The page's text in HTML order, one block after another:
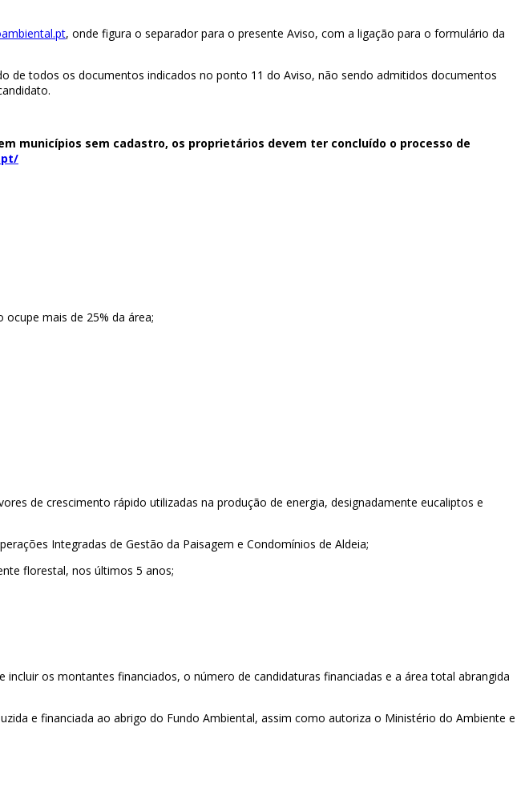
, onde figura o separador para o presente Aviso, com a ligação para o formulário da
de todos os documentos indicados no ponto 11 do Aviso, não sendo admitidos documentos
municípios sem cadastro, os proprietários devem ter concluído o processo de
mais de 25% da área;
de crescimento rápido utilizadas na produção de energia, designadamente eucaliptos e
Integradas de Gestão da Paisagem e Condomínios de Aldeia;
florestal, nos últimos 5 anos;
os montantes financiados, o número de candidaturas financiadas e a área total abrangida
e financiada ao abrigo do Fundo Ambiental, assim como autoriza o Ministério do Ambiente e